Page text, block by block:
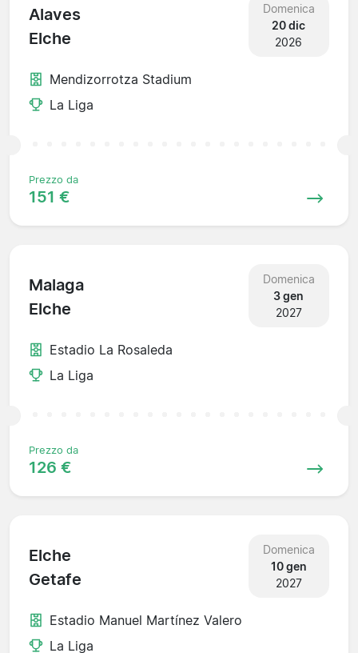
Alaves
Elche
Domenica
20 dic
2026
Mendizorrotza Stadium
La Liga
Prezzo da
151 €
Malaga
Elche
Domenica
3 gen
2027
Estadio La Rosaleda
La Liga
Prezzo da
126 €
Elche
Getafe
Domenica
10 gen
2027
Estadio Manuel Martínez Valero
La Liga